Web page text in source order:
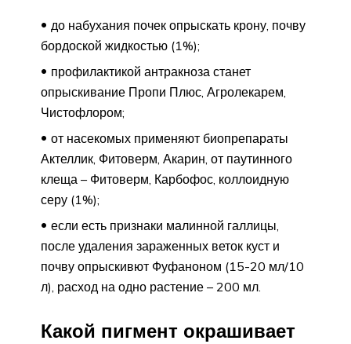
до набухания почек опрыскать крону, почву
бордоской жидкостью (1%);
профилактикой антракноза станет
опрыскивание Пропи Плюс, Агролекарем,
Чистофлором;
от насекомых применяют биопрепараты
Актеллик, Фитоверм, Акарин, от паутинного
клеща – Фитоверм, Карбофос, коллоидную
серу (1%);
если есть признаки малинной галлицы,
после удаления зараженных веток куст и
почву опрыскивют Фуфаноном (15-20 мл/10
л), расход на одно растение – 200 мл.
Какой пигмент окрашивает